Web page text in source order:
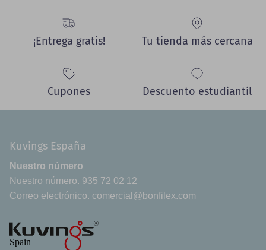
¡Entrega gratis! Tu tienda más cercana
Cupones Descuento estudiantil
Kuvings España
Nuestro número
Nuestro número. 935 72 02 12
Correo electrónico. comercial@bonfilex.com